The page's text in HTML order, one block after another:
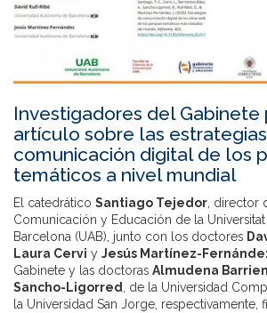
Investigadores del Gabinete
artículo sobre las
comunicación digital de los
temáticos a nivel mundial
El catedrático Santiago Tejedor, director
Comunicación y Educación de la
Barcelona (UAB), junto con los doctores
Laura Cervi y Jesús Martínez-
Gabinete y las doctoras Almudena
Sancho-Ligorred, de la Universidad
la Universidad San Jorge, respectivamente,